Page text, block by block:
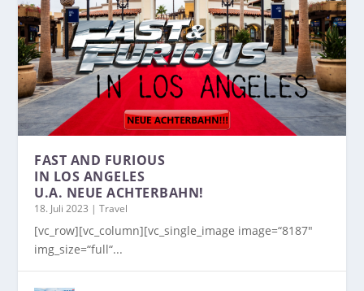
FAST AND FURIOUS
IN LOS ANGELES
U.A. NEUE ACHTERBAHN!
18. Juli 2023 |Travel
[vc_row][vc_column][vc_single_image image=“8187″
img_size=“full“...